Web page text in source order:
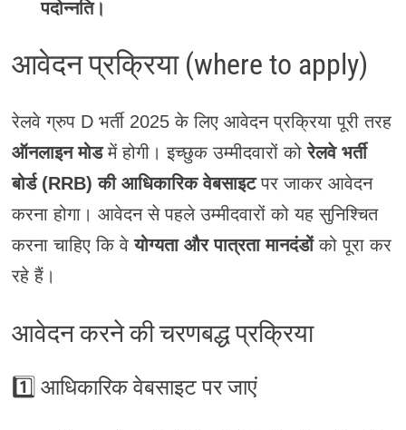
पदोन्नति।
आवेदन प्रक्रिया (where to apply)
रेलवे ग्रुप D भर्ती 2025 के लिए आवेदन प्रक्रिया पूरी तरह
ऑनलाइन मोडमें होगी। इच्छुक उम्मीदवारों कोरेलवे भर्ती
बोर्ड (RRB) की आधिकारिक वेबसाइटपर जाकर आवेदन
करना होगा। आवेदन से पहले उम्मीदवारों को यह सुनिश्चित
करना चाहिए कि वेयोग्यता और पात्रता मानदंडोंको पूरा कर
रहे हैं।
आवेदन करने की चरणबद्ध प्रक्रिया
1️⃣ आधिकारिक वेबसाइट पर जाएं